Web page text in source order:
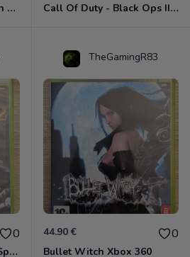
Call Of Juarez - Bound In Blood Xbox 360 Call Of Duty - Black Ops II Xbox 360
0
Call Of Duty 2 : Edition Spéciale Xbox 360 GOTY
TheGamingR83
44.90 € 0
Bullet Witch Xbox 360